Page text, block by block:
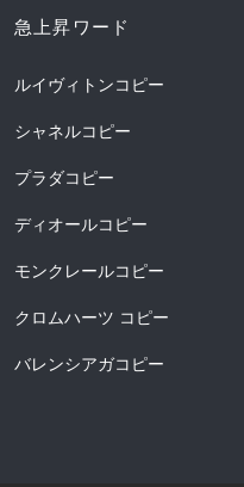
急上昇ワード
ルイヴィトンコピー
シャネルコピー
プラダコピー
ディオールコピー
モンクレールコピー
クロムハーツ コピー
バレンシアガコピー